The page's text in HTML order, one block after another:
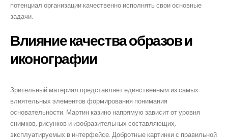
потенциал организации качественно исполнять свои основные
задачи.
Влияние качества образов и
иконографии
Зрительный материал представляет единственным из самых
влиятельных элементов формирования понимания
основательности. Мартин казино напрямую зависит от уровня
снимков, рисунков и изобразительных составляющих,
эксплуатируемых в интерфейсе. Добротные картинки с правильной